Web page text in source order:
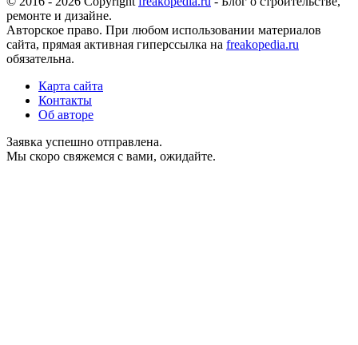
ремонте и дизайне.
Авторское право. При любом использовании материалов
сайта, прямая активная гиперссылка на freakopedia.ru
обязательна.
Карта сайта
Контакты
Об авторе
Заявка успешно отправлена.
Мы скоро свяжемся с вами, ожидайте.